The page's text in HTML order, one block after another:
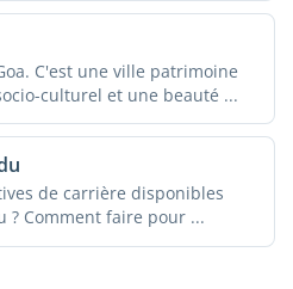
C'est une ville patrimoine
culturel et une beauté ...
de carrière disponibles
? Comment faire pour ...